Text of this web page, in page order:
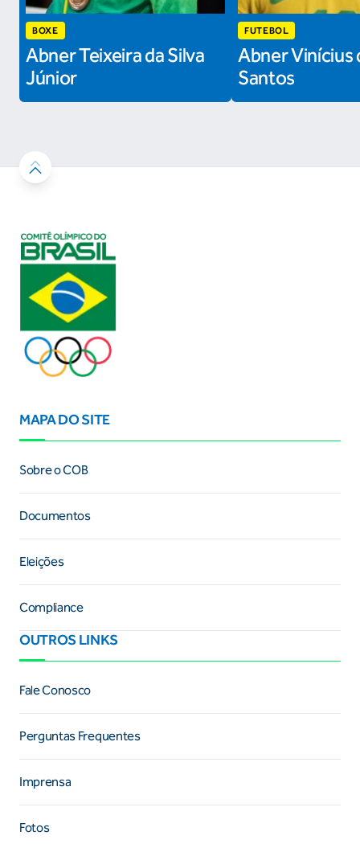
BOXE
Abner Teixeira da Silva
Júnior
FUTEBOL
Abner Vinícius
Santos
MAPA DO SITE
Sobre o COB
Documentos
Eleições
Compliance
OUTROS LINKS
Fale Conosco
Perguntas Frequentes
Imprensa
Fotos